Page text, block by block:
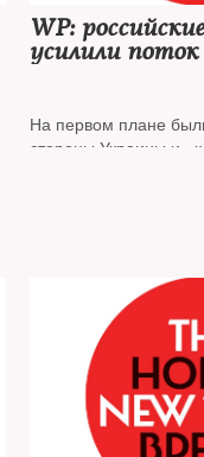
WP:
усилили
На первом плане
стороны Украины и